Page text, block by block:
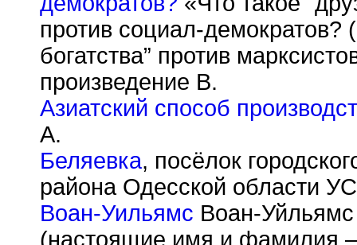
против социал-демократов?
богатства” против
произведение В.
Азиатский способ
А.
Беляевка, посёлок
района Одесской области
Воан-Уильямс Воан-
(настоящие имя и фамилия